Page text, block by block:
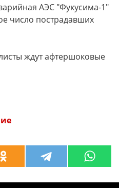
АЭС "Фукусима-1"
число пострадавших
ждут афтершоковые